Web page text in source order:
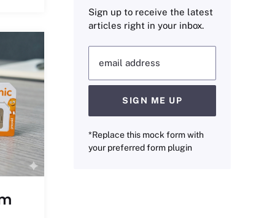
Sign up to receive the latest
articles right in your inbox.
email address
SIGN ME UP
*Replace this mock form with
your preferred form plugin